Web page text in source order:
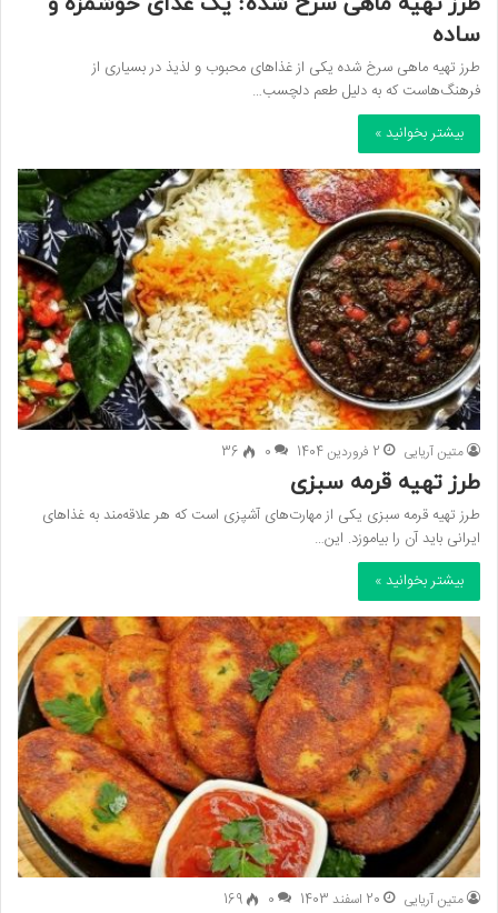
ساده
طرز تهیه ماهی سرخ شده یکی از غذاهای محبوب و لذیذ در بسیاری از
فرهنگ‌هاست که به دلیل طعم دلچسب…
بیشتر بخوانید »
متین آریایی 2 فروردین 1404 0
36
طرز تهیه قرمه سبزی
طرز تهیه قرمه سبزی یکی از مهارت‌های آشپزی است که هر علاقه‌مند به غذاهای
ایرانی باید آن را بیاموزد. این…
بیشتر بخوانید »
متین آریایی 20 اسفند 1403 0
169